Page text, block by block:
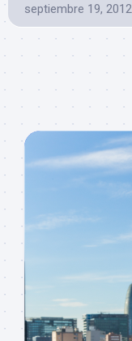
septiembre 19, 2012